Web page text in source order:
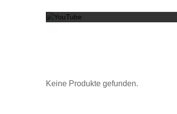
Keine Produkte gefunden.